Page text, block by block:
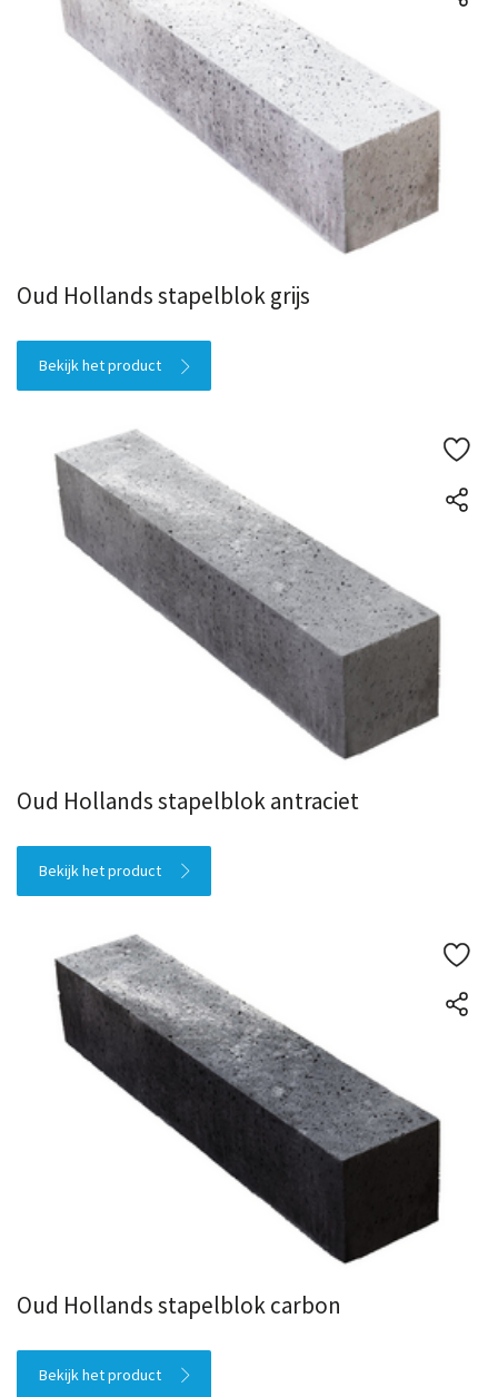
Oud Hollands stapelblok grijs
Bekijk het product
Oud Hollands stapelblok antraciet
Bekijk het product
Oud Hollands stapelblok carbon
Bekijk het product